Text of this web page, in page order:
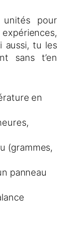
pour
aussi, tu les
sans t’en
en
(grammes,
panneau